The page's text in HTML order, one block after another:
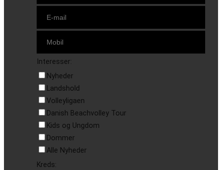
Interesser:
Nyheder
Landshold
Volleyligaen
Danish Beachvolley Tour
Kids og Ungdom
Dommer
Alle Nyheder
Kreds: